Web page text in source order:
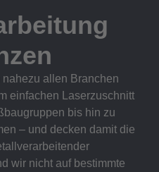
allen Branchen
einfachen Laserzuschnitt
bis hin zu
– und decken damit die
wir nicht auf bestimmte